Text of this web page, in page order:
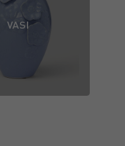
VASI